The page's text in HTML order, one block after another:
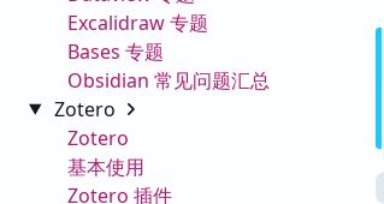
Excalidraw 专题
Bases 专题
Obsidian 常见问题汇总
Zotero
Zotero
基本使用
Zotero 插件